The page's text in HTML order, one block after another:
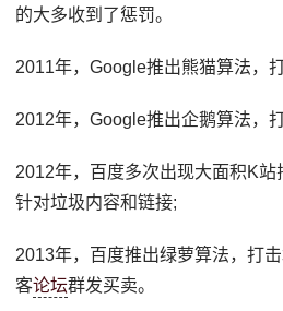
的大多收到了惩罚。
2011年，Google推出熊猫算法，
2012年，Google推出企鹅算法，
2012年，百度多次出现大面积K站
针对垃圾内容和链接;
2013年，百度推出绿萝算法，打
客论坛群发买卖。